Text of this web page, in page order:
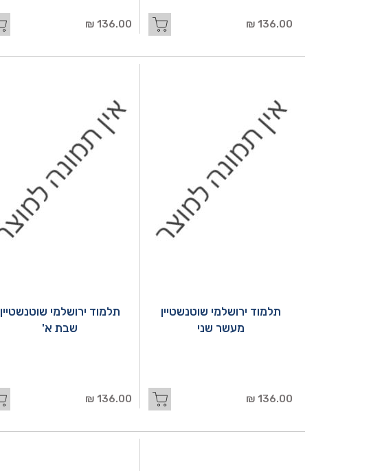
136.00 ₪
136.00 ₪
תלמוד ירושלמי שוטנשטיין
מעשר שני
136.00 ₪
תלמוד ירושלמי שוטנשטיין
שבת א'
136.00 ₪